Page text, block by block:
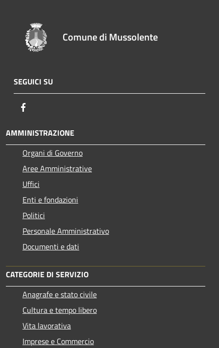
Comune di Mussolente
SEGUICI SU
AMMINISTRAZIONE
Organi di Governo
Aree Amministrative
Uffici
Enti e fondazioni
Politici
Personale Amministrativo
Documenti e dati
CATEGORIE DI SERVIZIO
Anagrafe e stato civile
Cultura e tempo libero
Vita lavorativa
Imprese e Commercio